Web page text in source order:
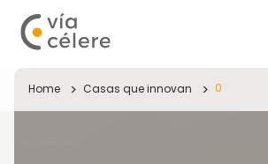
Home Casas que innovan 0